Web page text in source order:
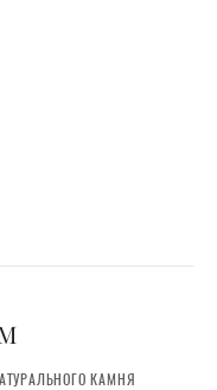
КАМНЯ